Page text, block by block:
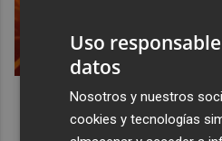
Corepunk MMORPG
Un verdadero MMORPG de la
Uso
datos
Nosotros y nuestros
cookies y tecnologías